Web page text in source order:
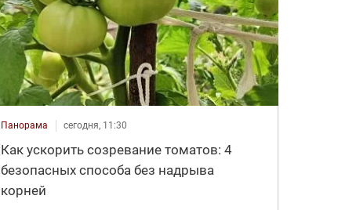
Панорама сегодня, 11:30
Как ускорить созревание томатов: 4
безопасных способа без надрыва
корней